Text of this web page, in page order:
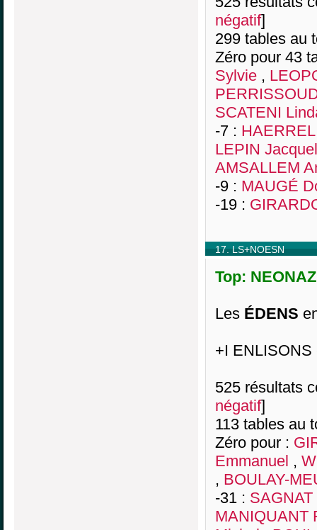
négatif]
299 tables au
Zéro pour 43
Sylvie ,
SCATENI
-7 :
LEPIN
AMSALLEM
-9 : MAUGÉ
-19 :
17. LS+NOESN
Top:
Les ÉDENS
+I
525 résultats
négatif]
113 tables au
Zéro pour :
Emmanuel ,
, BOULAY-
-31 :
MANIQUANT